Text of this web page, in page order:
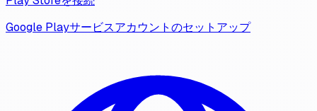
Google Playサービスアカウントのセットアップ